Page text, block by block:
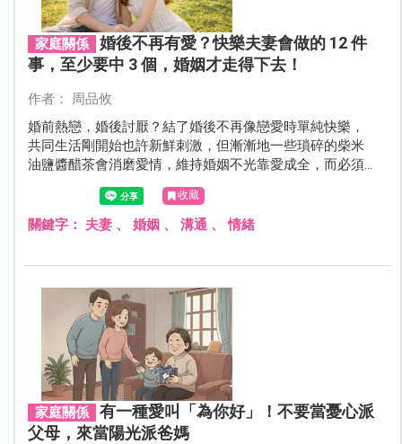
家庭關係
婚後不再有愛？快樂夫妻會做的 12 件
事，至少要中 3 個，婚姻才走得下去！
作者： 周品攸
婚前熱戀，婚後討厭？結了婚後不再像戀愛時單純快樂，
共同生活剛開始也許新鮮刺激，但漸漸地一些瑣碎的柴米
油鹽醬醋茶會消磨愛情，維持婚姻不光靠愛成全，而必須
學會接納與包容，適時地在平淡的生活中加點料，才有辦
法共度下半輩子。
收藏
關鍵字： 夫妻、 婚姻、 溝通、情緒
家庭關係
有一種愛叫「為你好」！不要當憂心派
父母，來當陽光派爸媽